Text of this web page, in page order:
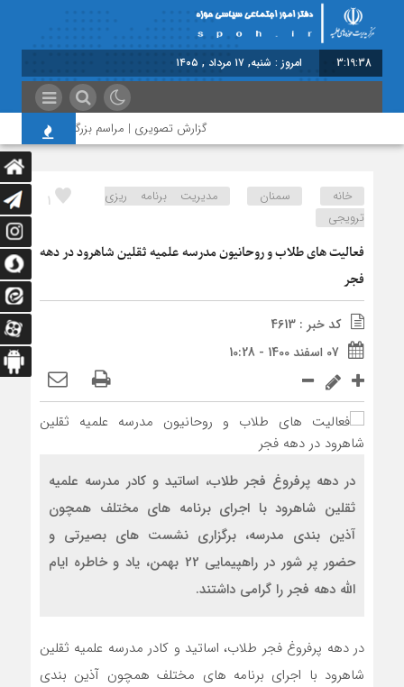
3:19:39 امروز : شنبه, ۱۷ مرداد , ۱۴۰۵
گزارش تصویری | مراسم بزرگداشت امام
1 خانه سمنان
مدیریت برنامه ریزی
ترویجی
فعالیت های طلاب و روحانیون مدرسه علمیه ثقلین شاهرود در دهه
فجر
کد خبر : 4613
07 اسفند 1400 - 10:28
در دهه پرفروغ فجر طلاب، اساتید و کادر مدرسه علمیه
ثقلین شاهرود با اجرای برنامه های مختلف همچون
آذین بندی مدرسه، برگزاری نشست های بصیرتی و
حضور پر شور در راهپیمایی 22 بهمن، یاد و خاطره ایام
الله دهه فجر را گرامی داشتند.
در دهه پرفروغ فجر طلاب، اساتید و کادر مدرسه علمیه ثقلین
شاهرود با اجرای برنامه های مختلف همچون آذین بندی